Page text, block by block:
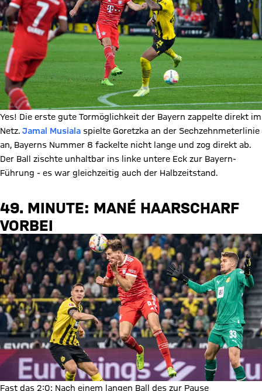
Yes! Die erste gute Tormöglichkeit der Bayern zappelte direkt im
Netz. Jamal Musiala spielte Goretzka an der Sechzehnmeterlinie
an, Bayerns Nummer 8 fackelte nicht lange und zog direkt ab.
Der Ball zischte unhaltbar ins linke untere Eck zur Bayern-
Führung - es war gleichzeitig auch der Halbzeitstand.
49. MINUTE: MANÉ HAARSCHARF
VORBEI
Fast das 2:0: Nach einem langen Ball des zur Pause